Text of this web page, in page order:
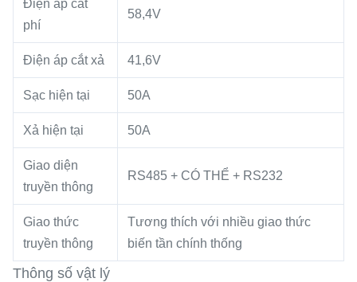
Điện áp cắt
phí
58,4V
Điện áp cắt xả 41,6V
Sạc hiện tại 50A
Xả hiện tại 50A
Giao diện
truyền thông
RS485 + CÓ THỂ + RS232
Giao thức
truyền thông
Tương thích với nhiều giao thức
biến tần chính thống
Thông số vật lý